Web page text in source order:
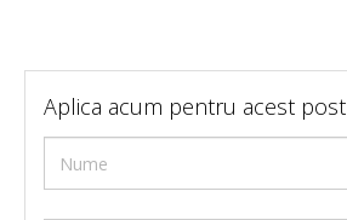
Aplica acum pentru acest post